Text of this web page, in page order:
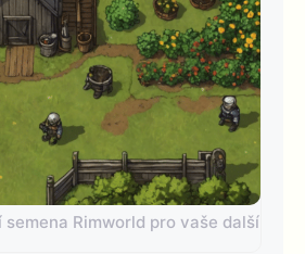
semena Rimworld pro vaše další